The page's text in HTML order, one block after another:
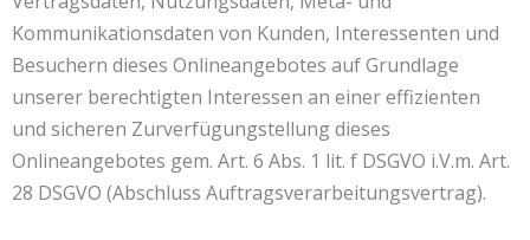
Kommunikationsdaten von Kunden, Interessenten und
Besuchern dieses Onlineangebotes auf Grundlage
unserer berechtigten Interessen an einer effizienten
und sicheren Zurverfügungstellung dieses
Onlineangebotes gem. Art. 6 Abs. 1 lit. f DSGVO i.V.m. Art.
28 DSGVO (Abschluss Auftragsverarbeitungsvertrag).